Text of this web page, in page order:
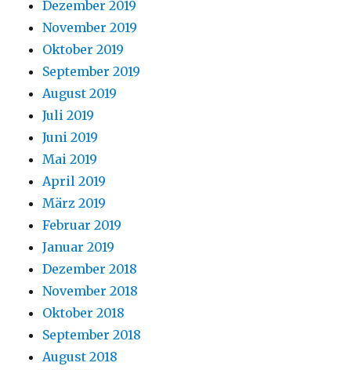
Dezember 2019
November 2019
Oktober 2019
September 2019
August 2019
Juli 2019
Juni 2019
Mai 2019
April 2019
März 2019
Februar 2019
Januar 2019
Dezember 2018
November 2018
Oktober 2018
September 2018
August 2018